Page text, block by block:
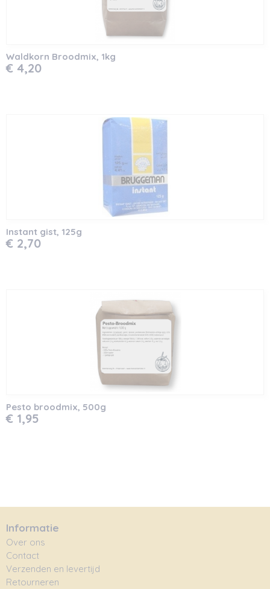
Waldkorn Broodmix, 1kg
€ 4,20
Instant gist, 125g
€ 2,70
Pesto broodmix, 500g
€ 1,95
Informatie
Over ons
Contact
Verzenden en levertijd
Retourneren